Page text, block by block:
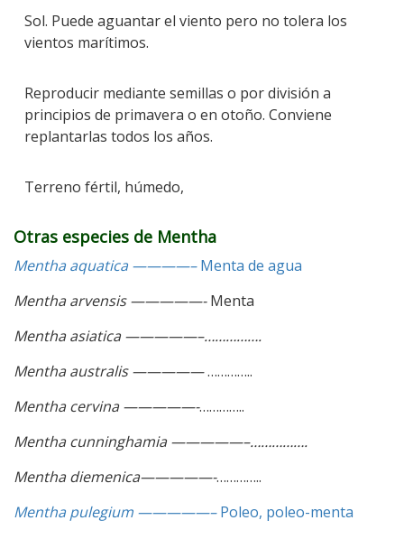
Sol. Puede aguantar el viento pero no tolera los
vientos marítimos.
Reproducir mediante semillas o por división a
principios de primavera o en otoño. Conviene
replantarlas todos los años.
Terreno fértil, húmedo,
Otras especies de Mentha
Mentha aquatica ————– Menta de agua
Mentha arvensis —————-Menta
Mentha asiatica —————–…………….
Mentha australis —————…………..
Mentha cervina —————-…………..
Mentha cunninghamia —————–…………….
Mentha diemenica—————-…………..
Mentha pulegium —————– Poleo, poleo-menta